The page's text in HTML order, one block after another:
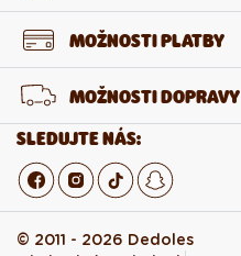
Vrátenie a reklamácia
Odstúpenie od zmluvy
O nás
Veľkoobchod
Kariéra v Dedoles
MOŽNOSTI PLATBY
MOŽNOSTI DOPRAVY
SLEDUJTE NÁS:
© 2011 - 2026 Dedoles